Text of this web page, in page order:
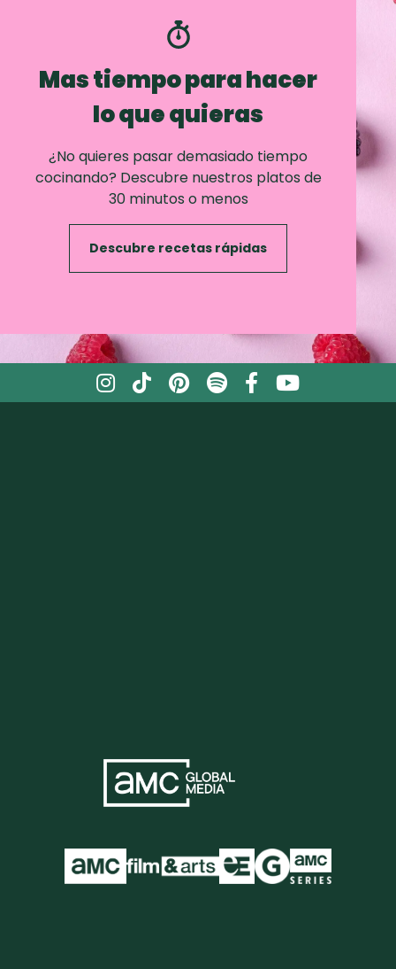
Mas tiempo para hacer
lo que quieras
¿No quieres pasar demasiado tiempo
cocinando? Descubre nuestros platos de
30 minutos o menos
Descubre recetas rápidas